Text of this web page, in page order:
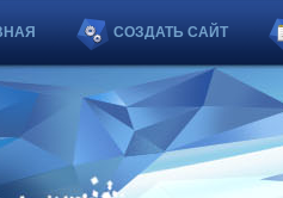
СОЗДАТЬ САЙТ